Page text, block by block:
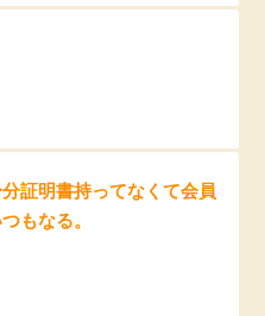
証明書持ってなくて会員
もなる。